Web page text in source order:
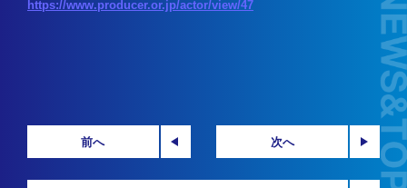
https://www.producer.or.jp/actor/view/47
前へ 次へ